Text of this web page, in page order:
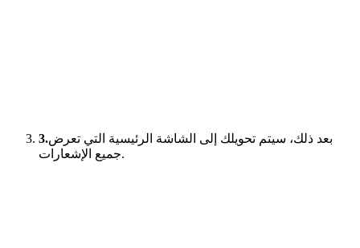
3.بعد ذلك، سيتم تحويلك إلى الشاشة الرئيسية التي تعرض
جميع الإشعارات.